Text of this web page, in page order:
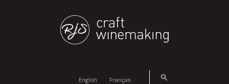
English Français